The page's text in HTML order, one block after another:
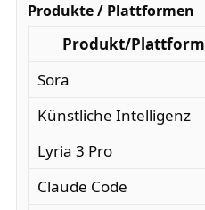
Produkte / Plattformen
Produkt/Plattform
Sora
Künstliche Intelligenz
Lyria 3 Pro
Claude Code